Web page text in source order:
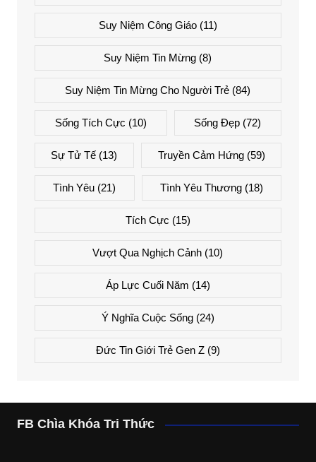
Suy Niệm Công Giáo(11)
Suy Niệm Tin Mừng (8)
Suy Niệm Tin Mừng Cho Người Trẻ (84)
Sống Tích Cực (10) Sống Đẹp (72)
Sự Tử Tế (13) Truyền Cảm Hứng(59)
Tình Yêu (21) Tình Yêu Thương(18)
Tích Cực (15)
Vượt Qua Nghịch Cảnh (10)
Áp Lực Cuối Năm (14)
Ý Nghĩa Cuộc Sống(24)
Đức Tin Giới Trẻ Gen Z(9)
FB Chìa Khóa Tri Thức